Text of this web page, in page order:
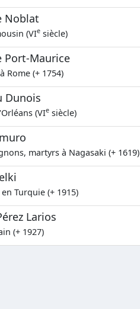
Noblat
(VIe siècle)
Port-Maurice
Rome (+ 1754)
Dunois
(VIe siècle)
martyrs à Nagasaki (+ 1619)
Turquie (+ 1915)
Larios
(+ 1927)